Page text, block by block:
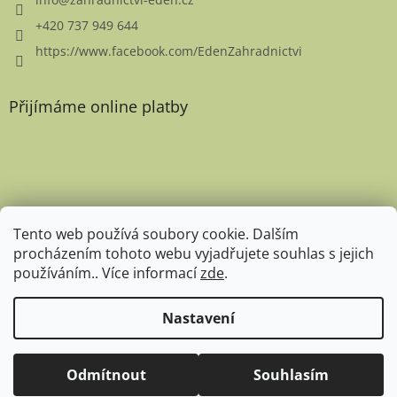
Tento web používá soubory cookie. Dalším
procházením tohoto webu vyjadřujete souhlas s jejich
používáním.. Více informacízde.
Nastavení
Odmítnout Souhlasím
Expedice rostlin pro rok 2026 zahájena. Aktuální doba expedice je
+420 737 949 644
https://www.facebook.com/EdenZahradnictvi
Přijímáme online platby
Favicon
Copyright 2026Zahradnictví Eden. Všechna práva